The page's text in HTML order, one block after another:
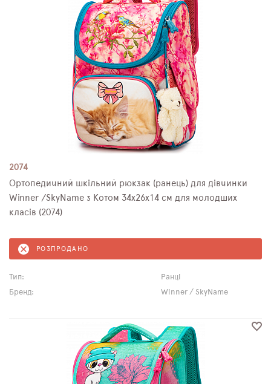
2074
Ортопедичний шкільний рюкзак (ранець) для дівчинки
Winner /SkyName з Котом 34х26х14 см для молодших
класів (2074)
РОЗПРОДАНО
Тип:
Ранці
Бренд:
Winner / SkyName